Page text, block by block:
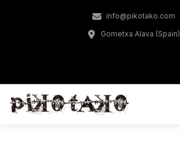
info@pikotako.com
Gometxa Alava (Spain)